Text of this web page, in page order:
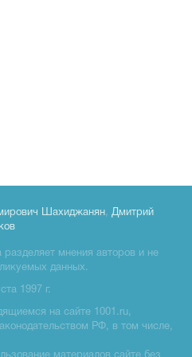
Шахиджанян, Дмитрий
разделяет мнения авторов и не
данных.
1997 г.
на сайте 1001.ru,
РФ, в том числе,